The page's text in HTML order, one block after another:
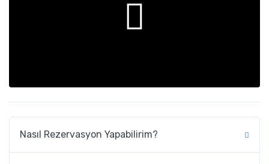
Nasıl Rezervasyon Yapabilirim?